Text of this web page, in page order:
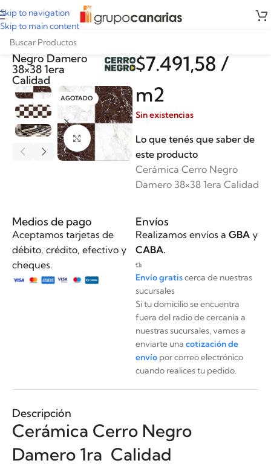
Skip to navigation
Skip to main content
Cerámica Cerro
Negro Damero
38×38 1era
Calidad
AGOTADO
Clickee para agrandar
$7.491,58 /
m2
Sin existencias
Lo que tenés que saber de
este producto
Cerámica Cerro Negro
Damero 38×38 1era Calidad
Medios de pago
Aceptamos tarjetas de
débito, crédito, efectivo y
cheques.
Envíos
Realizamos envíos a GBAy
CABA.
Envío gratiscerca de nuestras
sucursales
Si tu domicilio se encuentra
fuera del radio de cercanía a
nuestras sucursales, vamos a
enviarte una cotización de
envíopor correo electrónico
cuando realices tu pedido.
Descripción
Cerámica Cerro Negro
Damero 1ra Calidad